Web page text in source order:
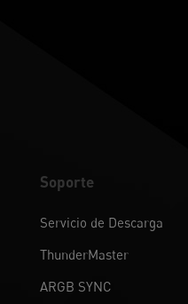
Soporte
Servicio de Descarga
ThunderMaster
ARGB SYNC